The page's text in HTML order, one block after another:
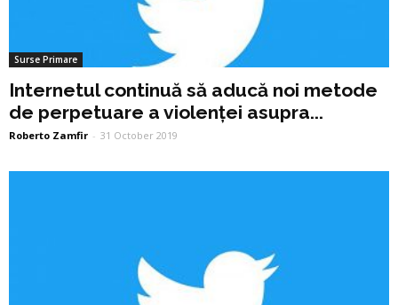
Surse Primare
Internetul continuă să aducă noi metode
de perpetuare a violenței asupra...
Roberto Zamfir - 31 October 2019